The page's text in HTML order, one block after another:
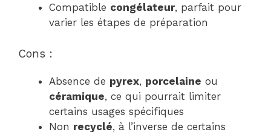
Compatible congélateur, parfait pour
varier les étapes de préparation
Cons :
Absence de pyrex, porcelaine ou
céramique, ce qui pourrait limiter
certains usages spécifiques
Non recyclé, à l’inverse de certains